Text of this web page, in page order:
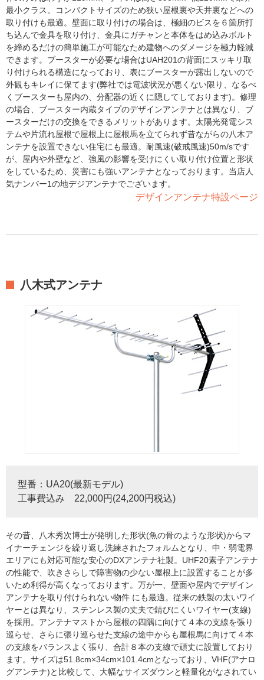
最小クラス。コンパクトサイズのため狭い屋根裏や天井裏などへの
取り付けも最適。壁面に取り付けの場合は、極細のビスを６箇所打
ち込んで金具を取り付け、金具にガチャンと本体をはめ込みボルト
を締めるだけの簡単施工が可能なため建物へのダメージを極力軽減
できます。ブースターが必要な場合はUAH201の背面にスッキリ取
り付けられる構造になっており、表にブースターが露出しないので
外観もキレイに保てます(弊社では電波状況が悪くない限り、なるべ
くブースターも屋内の、分配器の近くに隠してしております)。修理
の場合、ブースター内蔵タイプのデザインアンテナとは異なり、ブ
ースターだけの交換をできるメリットがあります。太陽光発電シス
テムや片流れ屋根で屋根上に屋根馬を立てられず昔ながらの八木ア
ンテナを設置できない住宅にも最適。耐風速(破戒風速)50m/sです
が、屋内や外壁など、強風の影響を受けにくい取り付け位置と形状
をしているため、災害にも強いアンテナとなっております。当店人
気ナンバー1の地デジアンテナでございます。
デザインアンテナ特設ページ
八木式アンテナ
型番：UA20(最新モデル)
工事費込み 22,000円(24,200円税込)
その昔、八木秀次博士が発明した形状(魚の骨のような形状)からマ
イナーチェンジを繰り返し洗練されたフォルムとなり、中・弱電界
エリアにも対応可能な安心のDXアンテナ社製。UHF20素子アンテナ
の性能で、吹きさらしで障害物の少ない屋根上に設置することが多
いため利得が高くなっております。万が一、壁面や屋内でデザイン
アンテナを取り付けられない物件 にも最適。従来の鉄製の太いワイ
ヤーとは異なり、ステンレス製の丈夫で錆びにくいワイヤー(支線)
を採用。アンテナマストから屋根の四隅に向けて４本の支線を張り
巡らせ、さらに張り巡らせた支線の途中からも屋根馬に向けて４本
の支線をバランスよく張り、合計８本の支線で頑丈に設置しており
ます。サイズは51.8cm×34cm×101.4cmとなっており、VHF(アナロ
グアンテナ)と比較して、大幅なサイズダウンと軽量化がなされてい